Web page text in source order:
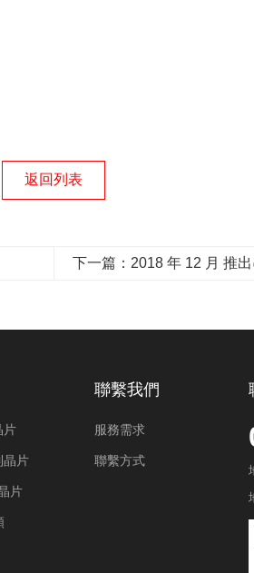
返回列表
下一篇：2018 年 12 月 推
片
晶片
片
聯繫我們
服務需求
聯繫方式